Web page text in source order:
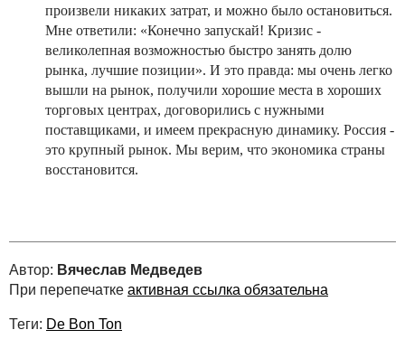
произвели никаких затрат, и можно было остановиться.
Мне ответили: «Конечно запускай! Кризис -
великолепная возможностью быстро занять долю
рынка, лучшие позиции». И это правда: мы очень легко
вышли на рынок, получили хорошие места в хороших
торговых центрах, договорились с нужными
поставщиками, и имеем прекрасную динамику. Россия -
это крупный рынок. Мы верим, что экономика страны
восстановится.
Автор: Вячеслав Медведев
При перепечатке активная ссылка обязательна
Теги: De Bon Ton